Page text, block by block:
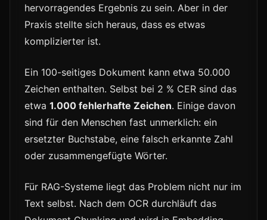
hervorragendes Ergebnis zu sein. Aber in der
Praxis stellte sich heraus, dass es etwas
komplizierter ist.
Ein 100-seitiges Dokument kann etwa 50.000
Zeichen enthalten. Selbst bei 2 % CER sind das
etwa 1.000 fehlerhafte Zeichen. Einige davon
sind für den Menschen fast unmerklich: ein
ersetzter Buchstabe, eine falsch erkannte Zahl
oder zusammengefügte Wörter.
Für RAG-Systeme liegt das Problem nicht nur im
Text selbst. Nach dem OCR durchläuft das